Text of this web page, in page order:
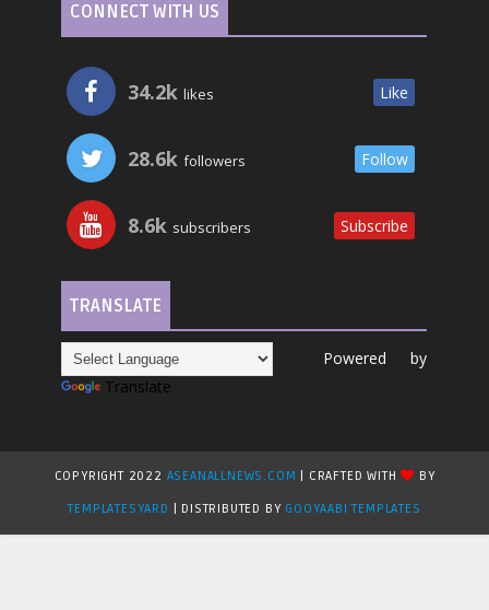
CONNECT WITH US
34.2k likes Like
28.6k followers Follow
8.6k subscribers Subscribe
TRANSLATE
Powered by
Translate
COPYRIGHT 2022 ASEANALLNEWS.COM | CRAFTED WITH
BY
TEMPLATESYARD
| DISTRIBUTED BY GOOYAABI TEMPLATES